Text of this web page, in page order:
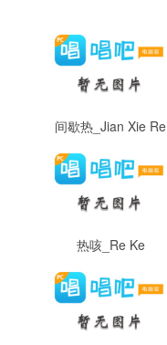
间歇热_Jian Xie Re
热咳_Re Ke